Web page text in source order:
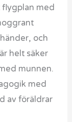
flygplan med
och
helt säker
munnen.
med
av föräldrar